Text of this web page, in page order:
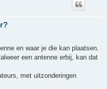
en waar je die kan plaatsen.
een antenne erbij, kan dat
met uitzonderingen